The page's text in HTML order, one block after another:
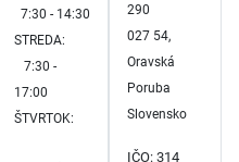
7:30 - 14:30
STREDA:
7:30 -
17:00
ŠTVRTOK:
290
027 54,
Oravská
Poruba
Slovensko
IČO: 314